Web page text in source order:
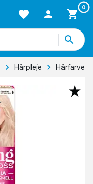
0
Hårpleje Hårfarve